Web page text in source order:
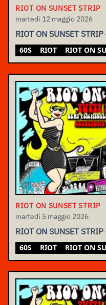
RIOT ON SUNSET STRIP
martedì 12 maggio 2026
RIOT ON SUNSET
60S RIOT RIOT ON
RIOT ON SUNSET STRIP
martedì 5 maggio 2026
RIOT ON SUNSET
60S RIOT RIOT ON